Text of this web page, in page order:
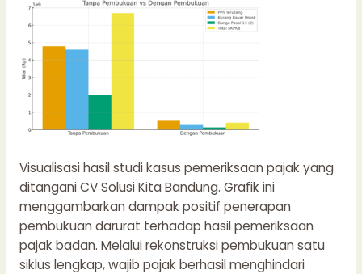
Visualisasi hasil studi kasus pemeriksaan pajak yang
ditangani CV Solusi Kita Bandung. Grafik ini
menggambarkan dampak positif penerapan
pembukuan darurat terhadap hasil pemeriksaan
pajak badan. Melalui rekonstruksi pembukuan satu
siklus lengkap, wajib pajak berhasil menghindari